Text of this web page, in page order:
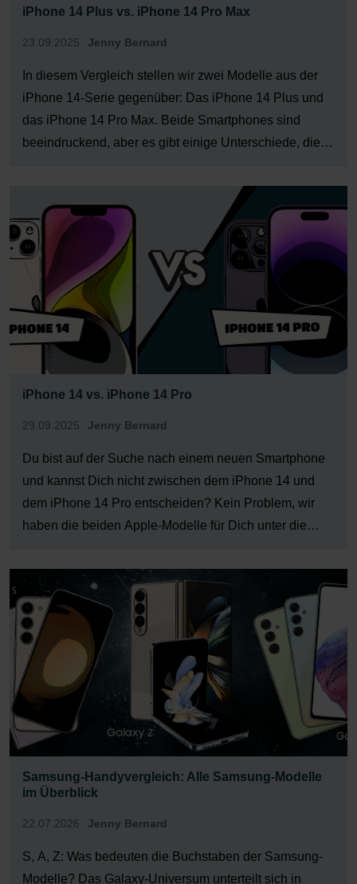
iPhone 14 Plus vs. iPhone 14 Pro Max
23.09.2025 Jenny Bernard
In diesem Vergleich stellen wir zwei Modelle aus der
iPhone 14-Serie gegenüber: Das iPhone 14 Plus und
das iPhone 14 Pro Max. Beide Smartphones sind
beeindruckend, aber es gibt einige Unterschiede, die
14 Pro Max Betriebssystem iOS 16 iOS 16 Prozessor
iPhone 14 vs. iPhone 14 Pro
29.09.2025 Jenny Bernard
Du bist auf der Suche nach einem neuen Smartphone
und kannst Dich nicht zwischen dem iPhone 14 und
dem iPhone 14 Pro entscheiden? Kein Problem, wir
haben die beiden Apple-Modelle für Dich unter die
herausgearbeitet. Merkmal iPhone 14 iPhone 14 Pro
Betriebssystem iOS 16 […]
Samsung-Handyvergleich: Alle Samsung-Modelle
im Überblick
22.07.2026 Jenny Bernard
S, A, Z: Was bedeuten die Buchstaben der Samsung-
Modelle? Das Galaxy-Universum unterteilt sich in